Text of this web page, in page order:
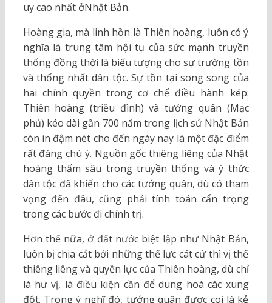
uy cao nhất ởNhật Bản.
Hoàng gia, mà linh hồn là Thiên hoàng, luôn có ý
nghĩa là trung tâm hội tụ của sức mạnh truyền
thống đồng thời là biểu tượng cho sự trường tồn
và thống nhất dân tộc. Sự tồn tại song song của
hai chính quyền trong cơ chế điều hành kép:
Thiên hoàng (triều đình) và tướng quân (Mạc
phủ) kéo dài gần 700 năm trong lịch sử Nhật Bản
còn in đậm nét cho đến ngày nay là một đặc điểm
rất đáng chú ý. Nguồn gốc thiêng liêng của Nhật
hoàng thấm sâu trong truyền thống và ý thức
dân tộc đã khiến cho các tướng quân, dù có tham
vọng đến đâu, cũng phải tính toán cẩn trọng
trong các bước đi chính trị.
Hơn thế nữa, ở đất nước biệt lập như Nhật Bản,
luôn bị chia cắt bởi những thế lực cát cứ thì vị thế
thiêng liêng và quyền lực của Thiên hoàng, dù chỉ
là hư vị, là điều kiện cần để dung hoà các xung
đột. Trong ý nghĩ đó, tướng quân được coi là kẻ